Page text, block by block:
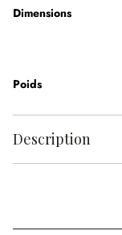
Dimensions
Poids
Description